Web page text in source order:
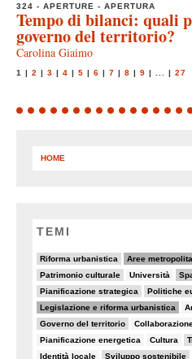
324 - APERTURE - APERTURA
Tempo di bilanci: quali
governo del territorio?
Carolina Giaimo
1 | 2 | 3 | 4 | 5 | 6 | 7 | 8 | 9 | | 27
HOME
TEMI
Riforma urbanistica
20/82 Aree
37/82
82/82
Patrimonio culturale
9/82 Università
5/82
32/82
Pianificazione strategica
11/82 Politiche
11/82
8/82
Legislazione e riforma urbanistica
34/82
7/82
6/82
Governo del territorio
19/82
5/82
Pianificazione energetica
5/82 Cultura
7/82
15/82
Identità locale
7/82 Sviluppo sostenibile
19/82
22/82